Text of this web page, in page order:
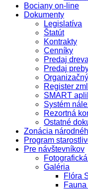
Bociany on-line
Dokumenty
Legislatíva
Štatút
Kontrakty
Cenníky
Predaj dreva
Predaj
Register
SMART
Systém
Rezortná
Ostatné
Zonácia
Program
Pre návštevníkov
Galéria
Flóra